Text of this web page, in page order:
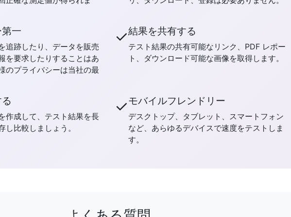
一
追跡したり、データを販売
を要求したりすることはあ
のプライバシーは当社の最
✓結果を共有する
テスト結果の共有可能なリンク、PDF レポー
ト、ダウンロード可能な画像を取得します。
作成して、テスト結果を長
し比較しましょう。
✓モバイルフレンドリー
デスクトップ、タブレット、スマートフォン
など、あらゆるデバイスで速度をテストしま
す。